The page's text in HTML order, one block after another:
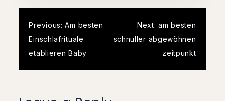
Post
navigation
Previous: Am besten
Einschlafrituale
etablieren Baby
Next: am besten
schnuller abgewöhnen
zeitpunkt